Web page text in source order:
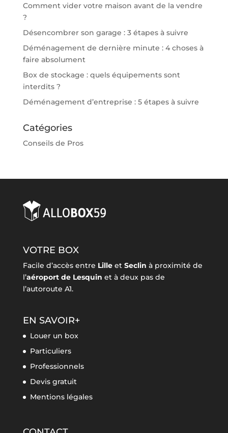
Comment vider votre maison avant de la vendre
?
Désencombrer son garage : 3 étapes à suivre
Déménagement de dernière minute : 4 choses à
faire absolument
Box de stockage : quels équipements sont
interdits ?
Déménagement d’entreprise : 5 étapes à suivre
Catégories
Conseils de Pros
VOTRE BOX
Facile d’accès entre Lilleet Seclin à proximité de
l’aéroport de Lesquin et à deux pas de
l’autoroute A1.
EN SAVOIR+
Louer un box
Particuliers
Professionnels
Devis gratuit
Mentions légales